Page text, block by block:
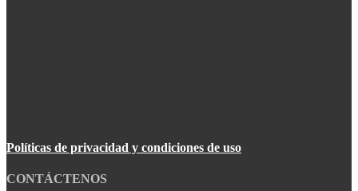
Políticas de privacidad y condiciones de uso
CONTÁCTENOS